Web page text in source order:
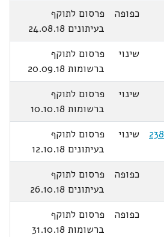
כפופה
פרסום לתוקף
בעיתונים 24.08.18
שינוי
פרסום לתוקף
ברשומות 20.09.18
שינוי
פרסום לתוקף
ברשומות 10.10.18
שינוי
פרסום לתוקף
בעיתונים 12.10.18
כפופה
פרסום לתוקף
בעיתונים 26.10.18
כפופה
פרסום לתוקף
ברשומות 31.10.18